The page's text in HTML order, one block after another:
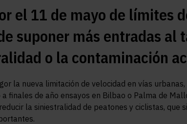
el 11 de mayo de límites
suponer más entradas al
o la contaminación
la nueva limitación de velocidad en vías
finales de año ensayos en Bilbao o Palma de
la siniestralidad de peatones y ciclistas, que